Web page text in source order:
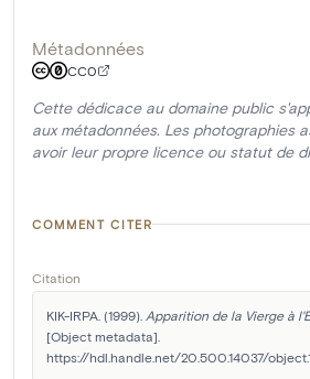
Métadonnées
CC0
Cette dédicace au domaine public
aux métadonnées. Les photographies
avoir leur propre licence ou statut de
COMMENT CITER
Citation
KIK-IRPA. (1999). Apparition de la Vierge à
[Object metadata].
https://hdl.handle.net/20.500.14037/